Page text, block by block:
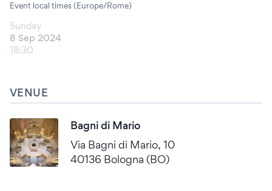
Event local times (Europe/Rome)
Sunday
8 Sep 2024
18:30
VENUE
Bagni di Mario
Via Bagni di Mario, 10
40136 Bologna (BO)